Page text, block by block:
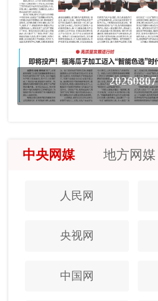
20260807
中央网媒 地方网媒
人民网
央视网
中国网